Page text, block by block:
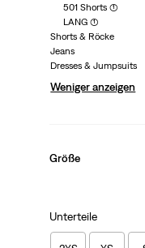
501 Shorts (1)
LANG (1)
Shorts & Röcke
Jeans
Dresses & Jumpsuits
Weniger anzeigen
Größe
Unterteile